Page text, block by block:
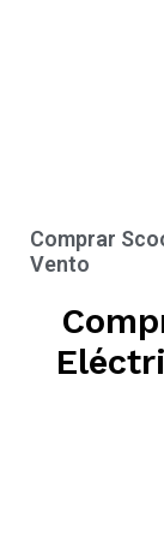
Comprar
Vento